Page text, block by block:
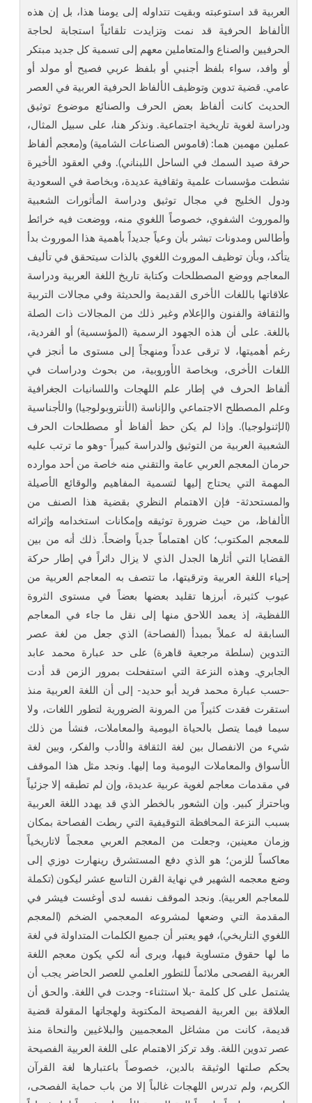
العربية قد استوعبته وبقيت تتداوله إلى يومنا هذا، بل إن هذه
الألفاظ الحرفية قد نمت وتزايدت تلقائياً استجابة لحاجة
الحرفيين والصناع والمتعاملين معهم إلى تسمية كل جديد مبتكر
أو وافد، سواء بلفظ أجنبي أو بلفظ عربي فصيح أو مولد أو
عامي. قضية تدوين وتوظيف الألفاظ الحرفية العربية في العصر
الحديث كانت ألفاظ بعض الحرف والصنائع موضوع توثيق
ودراسة لغوية تاريخية اجتماعية. ونذكر هنا، على سبيل المثال،
عملين مهمين هما: (قاموس الصناعات الشامية) و(معجم ألفاظ
حرفة صيد السمك في الساحل اللبناني). وفي العقود الأخيرة
نشطت مؤسسات علمية وثقافية عديدة، وبخاصة في السعودية
ودول الخليج في مجال توثيق ودراسة المأثورات الشعبية
والموروث الشفوي، خصوصاً اللغوي منه، ووضعت فيه خرائط
وأطالس ومدونات تبشر بأن وعياً جديداً بأهمية هذا الموروث بدأ
يتأكد، وبأن توظيف الموروث اللغوي بالذات سيتحقق في تأليف
المعاجم ووضع المصطلحات وكتابة تاريخ اللغة العربية ودراسة
علاقاتها باللغات الأخرى القديمة والحديثة وفي مجالات التربية
والثقافة والفنون والإعلام وغير ذلك من المجالات ذات الصلة
باللغة. على أن هذه الجهود الرسمية (المؤسسية) أو الفردية،
رغم أهميتها، لا ترقى عدداً ومنهجاً إلى مستوى ما أنجز في
اللغات الأخرى، وبخاصة الأوروبية، من بحوث ودراسات في
ألفاظ الحرف في إطار علم اللهجات واللسانيات الجغرافية
وعلم المصطلح الاجتماعي والإناسة (الأنتروبولوجيا) والأجناسية
(الإثنولوجيا). وإذا لم يكن حظ ألفاظ أو مصطلحات الحرف
الشعبية العربية من التوثيق والدراسة كبيراً -وهو ما ترتب عليه
حرمان المعجم العربي عامة والتقني منه خاصة من أحد موارده
المهمة التي يحتاج إليها لتسمية المفاهيم والوقائع الأصيلة
والمستحدثة- فإن الاهتمام النظري بقضية هذا الصنف من
الألفاظ، من حيث ضرورة توثيقه وإمكانات استخدامه وإثرائه
للمعجم المكتوب؛ كان اهتماماً جدياً واضحاً. ذلك أنه من بين
القضايا التي أثارها الجدل الذي لا يزال دائراً في إطار حركة
إحياء اللغة العربية وترقيتها، ما تتصف به المعاجم العربية من
عيوب كثيرة، أبرزها تقليد بعضها بعضاً في مستوى الثروة
اللفظية، إذ يعمد اللاحق منها إلى نقل ما جاء في المعاجم
السابقة له عملاً بمبدأ (الفصاحة) الذي جعل من لغة عصر
التدوين (سلطة مرجعية قاهرة) على حد عبارة محمد عابد
الجابري. وهذه النزعة التي استفحلت بمرور الزمن قد أدت
-حسب عبارة محمد فريد أبو حديد- إلى أن اللغة العربية منذ
استقرت فقدت كثيراً من المرونة الضرورية لتطور اللغات، ولا
سيما فيما يتصل بالحياة اليومية والمعاملات، فنشأ من ذلك
شيء من الانفصال بين لغة الثقافة والأدب والفكر، وبين لغة
الأسواق والمعاملات اليومية وما إليها. ونجد مثل هذا الموقف
في مقدمات معاجم لغوية عربية عديدة، وإن لم تطبقه إلا جزئياً
وباحتراز كبير. وإن الشعور بالخطر الذي قد يهدد اللغة العربية
بسبب النزعة المحافظة التوقيفية التي ربطت الفصاحة بمكان
وزمان معينين، وجعلت من المعجم العربي معجماً لاتاريخياً
معاكساً للزمن؛ هو الذي دفع المستشرق رينهارت دوزي إلى
وضع معجمه الشهير في نهاية القرن التاسع عشر ليكون (تكملة
للمعاجم العربية). ونجد الموقف نفسه لدى أوغست فيشر في
المقدمة التي وضعها لمشروعه المعجمي الضخم (المعجم
اللغوي التاريخي)، فهو يعتبر أن جميع الكلمات المتداولة في لغة
ما لها حقوق متساوية فيها، ويرى أنه لكي يكون معجم اللغة
العربية الفصحى ملائماً للتطور العلمي للعصر الحاضر يجب أن
يشتمل على كل كلمة -بلا استثناء- وجدت في اللغة. والحق أن
العلاقة بين العربية الفصيحة المكتوبة ولهجاتها المقولة قضية
قديمة، كانت من مشاغل المعجميين والبلاغيين والنحاة منذ
عصر تدوين اللغة. وقد تركز الاهتمام على اللغة العربية الفصيحة
بحكم صلتها الوثيقة بالدين، خصوصاً باعتبارها لغة القرآن
الكريم، ولم تدرس اللهجات غالباً إلا من باب حماية الفصحى،